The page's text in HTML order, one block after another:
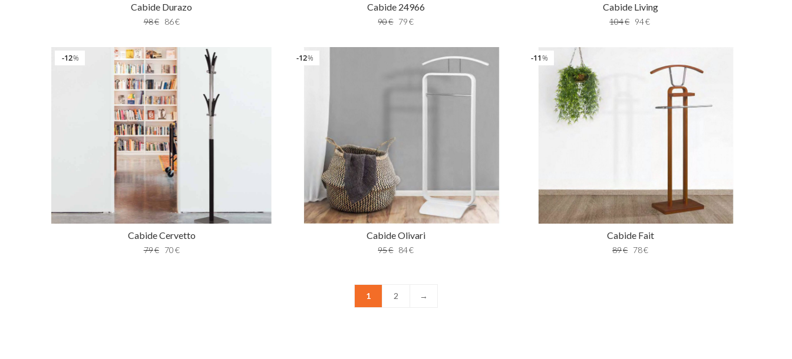
Cabide Durazo
98€ 86€
Cabide 24966
90€ 79 €
Cabide Living
104€ 94€
%
12
Cabide Cervetto
79€ 70€
%
12
Cabide Olivari
95€ 84€
%
11
Cabide Fait
89€ 78€
1 2 →